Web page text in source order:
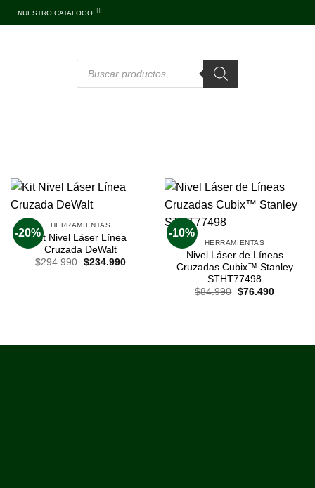
NUESTRO CATALOGO
-20%
HERRAMIENTAS
Kit Nivel Láser Línea
Cruzada DeWalt
$294.990 $234.990
-10%
HERRAMIENTAS
Nivel Láser de Líneas
Cruzadas Cubix™ Stanley
STHT77498
$84.990 $76.490